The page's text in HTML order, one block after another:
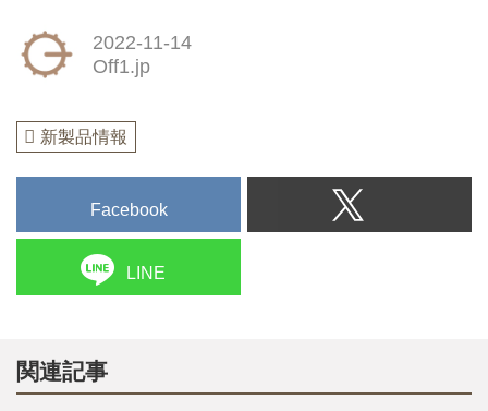
2022-11-14
Off1.jp
新製品情報
Facebook
LINE
関連記事